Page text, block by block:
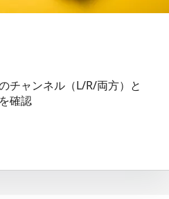
チャンネル（L/R/両方）と
確認